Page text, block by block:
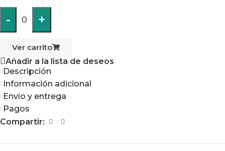
- 0 +
Ver carrito
Añadir a la lista de deseos
Descripción
Información adicional
Envío y entrega
Pagos
Compartir: